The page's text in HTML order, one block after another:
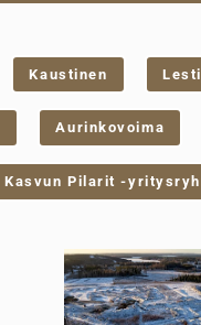
Kaustinen
Aurinkovoima
Kasvun Pilarit -